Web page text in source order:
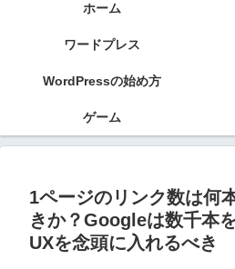
ホーム
ワードプレス
WordPressの始め方
ゲーム
1ページのリンク数は何
きか？Googleは数千本
UXを念頭に入れるべき